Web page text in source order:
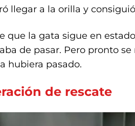
llegar a la orilla y
que la gata sigue en
de pasar. Pero pronto
hubiera pasado.
de rescate